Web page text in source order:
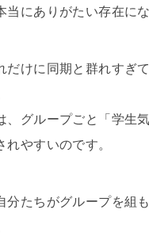
当にありがたい存在にな
だけに同期と群れすぎ
、グループごと「学生
れやすいのです。
分たちがグループを組